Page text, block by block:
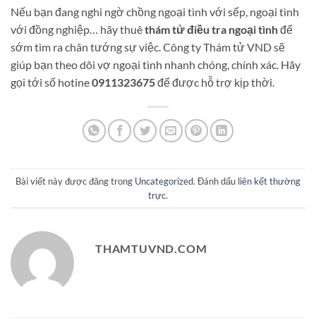
Nếu bạn đang nghi ngờ chồng ngoại tình với sếp, ngoại tình
với đồng nghiệp… hãy thuêthám tử điều tra ngoại tìnhđể
sớm tìm ra chân tướng sự việc. Công ty Thám tử VND sẽ
giúp bạn theo dõi vợ ngoại tình nhanh chóng, chính xác. Hãy
gọi tới số hotine0911323675để được hỗ trợ kịp thời.
Bài viết này được đăng trong Uncategorized. Đánh dấu liên kết thường
trực.
THAMTUVND.COM